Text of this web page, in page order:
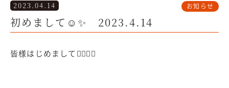
2023.04.14
初めまして☺️✨ 2023.4.14
お知らせ
皆様はじめまして🙇🏻‍♀️✨